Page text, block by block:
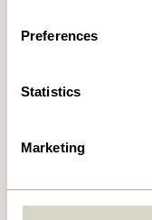
Preferences
Statistics
Marketing